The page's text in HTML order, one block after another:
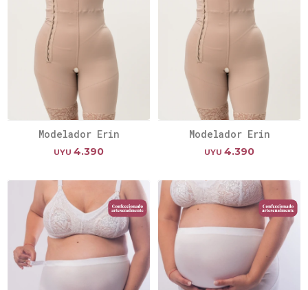
Modelador Erin
UYU 4.390
Modelador Erin
UYU 4.390